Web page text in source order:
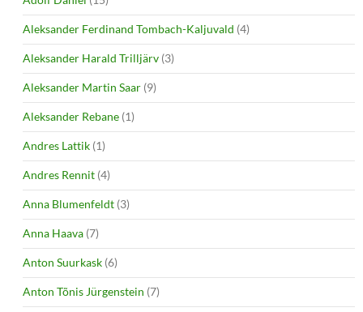
Aleksander Ferdinand Tombach-Kaljuvald (4)
Aleksander Harald Trilljärv (3)
Aleksander Martin Saar (9)
Aleksander Rebane (1)
Andres Lattik (1)
Andres Rennit (4)
Anna Blumenfeldt (3)
Anna Haava (7)
Anton Suurkask (6)
Anton Tõnis Jürgenstein (7)